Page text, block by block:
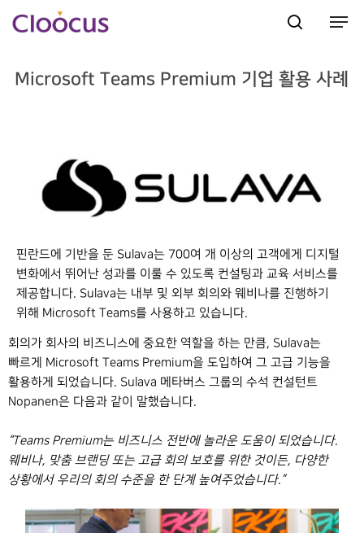
Microsoft Teams Premium 기업 활용 사례
핀란드에 기반을 둔 Sulava는 700여 개 이상의 고객에게 디지털
변화에서 뛰어난 성과를 이룰 수 있도록 컨설팅과 교육 서비스를
제공합니다. Sulava는 내부 및 외부 회의와 웨비나를 진행하기
위해 Microsoft Teams를 사용하고 있습니다.
회의가 회사의 비즈니스에 중요한 역할을 하는 만큼, Sulava는
빠르게 Microsoft Teams Premium을 도입하여 그 고급 기능을
활용하게 되었습니다. Sulava 메타버스 그룹의 수석 컨설턴트
Nopanen은 다음과 같이 말했습니다.
“Teams Premium는 비즈니스 전반에 놀라운 도움이 되었습니다.
웨비나, 맞춤 브랜딩 또는 고급 회의 보호를 위한 것이든, 다양한
상황에서 우리의 회의 수준을 한 단계 높여주었습니다.”